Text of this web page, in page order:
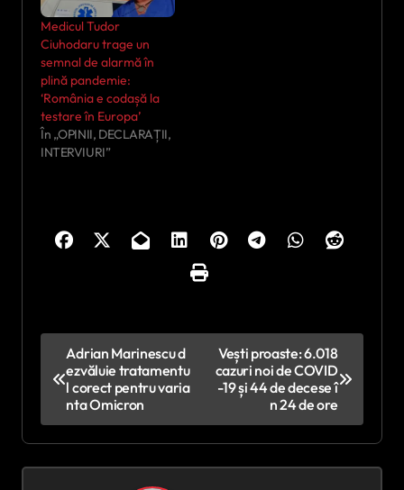
Medicul Tudor
Ciuhodaru trage un
semnal de alarmă în
plină pandemie:
‘România e codașă la
testare în Europa’
În „OPINII, DECLARAȚII,
INTERVIURI”
i
g
Adrian Marinescu d
ezvăluie tratamentu
l corect pentru varia
nta Omicron
Vești proaste: 6.018
cazuri noi de COVID
-19 și 44 de decese î
n 24 de ore